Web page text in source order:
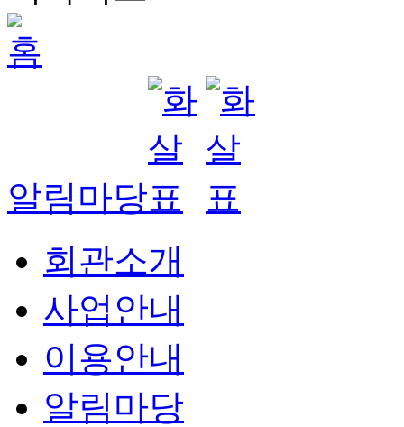
알림마당
회관소개
사업안내
이용안내
알림마당